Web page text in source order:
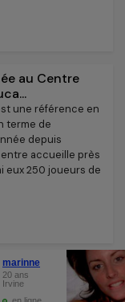
au Centre
une référence en
terme de
depuis
accueille près
eux 250 joueurs de